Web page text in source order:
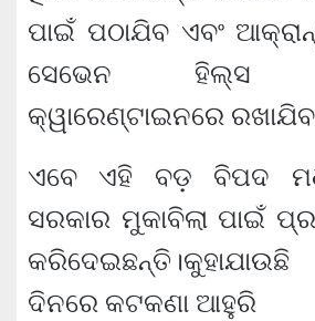
ପାଇଁ ପଠାଯିବ ଏବଂ
ସେଭେନ ହିଲ୍ସ
କ୍ୱାରେଣ୍ଟାଇନରେ
ଏବେ ଏହି ବଡ଼ ବିପଦ
ସରକାର ମୁକାବିଲା ପାଇଁ
ଦିନରେ କଟକଣା ଆହୁରି